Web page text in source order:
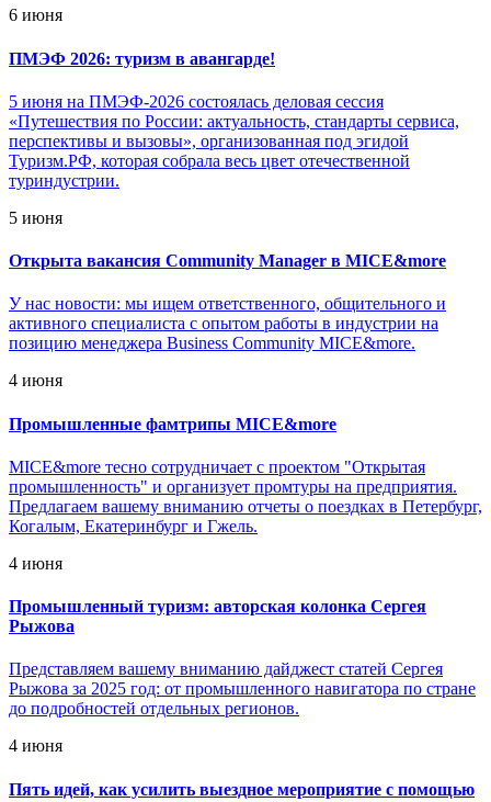
6 июня
ПМЭФ 2026: туризм в авангарде!
5 июня на ПМЭФ-2026 состоялась деловая сессия
«Путешествия по России: актуальность, стандарты сервиса,
перспективы и вызовы», организованная под эгидой
Туризм.РФ, которая собрала весь цвет отечественной
туриндустрии.
5 июня
Открыта вакансия Community Manager в MICE&more
У нас новости: мы ищем ответственного, общительного и
активного специалиста с опытом работы в индустрии на
позицию менеджера Business Community MICE&more.
4 июня
Промышленные фамтрипы MICE&more
MICE&more тесно сотрудничает с проектом "Открытая
промышленность" и организует промтуры на предприятия.
Предлагаем вашему вниманию отчеты о поездках в Петербург,
Когалым, Екатеринбург и Гжель.
4 июня
Промышленный туризм: авторская колонка Сергея
Рыжова
Представляем вашему вниманию дайджест статей Сергея
Рыжова за 2025 год: от промышленного навигатора по стране
до подробностей отдельных регионов.
4 июня
Пять идей, как усилить выездное мероприятие с помощью